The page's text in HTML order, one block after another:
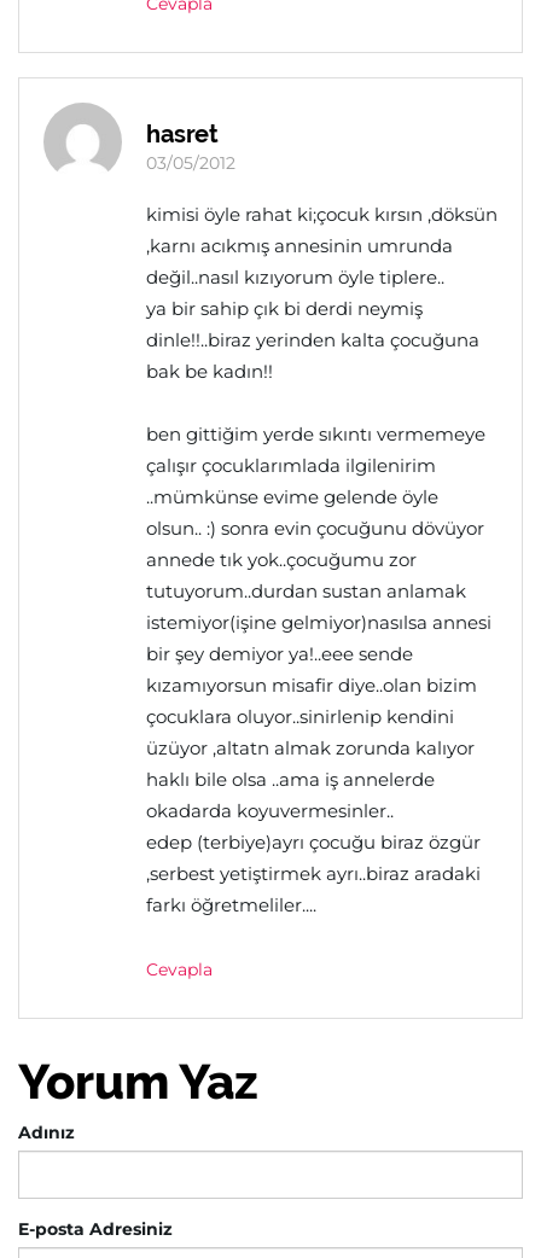
hasret
03/05/2012
kimisi öyle rahat ki;çocuk kırsın ,döksün
,karnı acıkmış annesinin umrunda
değil..nasıl kızıyorum öyle tiplere..
ya bir sahip çık bi derdi neymiş
dinle!!..biraz yerinden kalta çocuğuna
bak be kadın!!
ben gittiğim yerde sıkıntı vermemeye
çalışır çocuklarımlada ilgilenirim
..mümkünse evime gelende öyle
olsun.. :) sonra evin çocuğunu dövüyor
annede tık yok..çocuğumu zor
tutuyorum..durdan sustan anlamak
istemiyor(işine gelmiyor)nasılsa annesi
bir şey demiyor ya!..eee sende
kızamıyorsun misafir diye..olan bizim
çocuklara oluyor..sinirlenip kendini
üzüyor ,altatn almak zorunda kalıyor
haklı bile olsa ..ama iş annelerde
okadarda koyuvermesinler..
edep (terbiye)ayrı çocuğu biraz özgür
,serbest yetiştirmek ayrı..biraz aradaki
farkı öğretmeliler....
Cevapla
Yorum Yaz
Adınız
E-posta Adresiniz